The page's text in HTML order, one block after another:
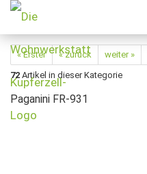
« Erster « zurück weiter »
72 Artikel in dieser Kategorie
Paganini FR-931